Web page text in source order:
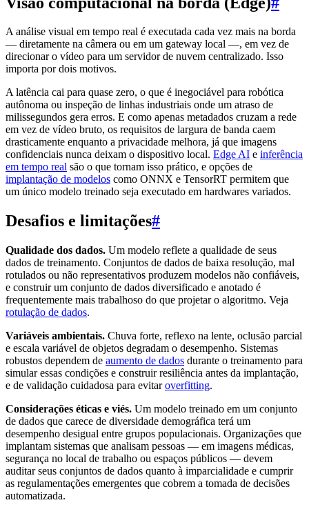
A análise visual em tempo real é executada cada vez mais na borda
— diretamente na câmera ou em um gateway local —, em vez de
direcionar o vídeo para um servidor de nuvem centralizado. Isso
importa por dois motivos.
A latência cai para quase zero, o que é inegociável para robótica
autônoma ou inspeção de linhas industriais onde um atraso de
milissegundos gera erros. E como apenas metadados cruzam a rede
em vez de vídeo bruto, os requisitos de largura de banda caem
drasticamente enquanto a privacidade melhora, já que imagens
confidenciais nunca deixam o dispositivo local. Edge AI e inferência
em tempo real são o que tornam isso prático, e opções de
implantação de modelos como ONNX e TensorRT permitem que
um único modelo treinado seja executado em hardwares variados.
Desafios e limitações#
Qualidade dos dados. Um modelo reflete a qualidade de seus
dados de treinamento. Conjuntos de dados de baixa resolução, mal
rotulados ou não representativos produzem modelos não confiáveis,
e construir um conjunto de dados diversificado e anotado é
frequentemente mais trabalhoso do que projetar o algoritmo. Veja
rotulação de dados.
Variáveis ambientais. Chuva forte, reflexo na lente, oclusão parcial
e escala variável de objetos degradam o desempenho. Sistemas
robustos dependem de aumento de dados durante o treinamento para
simular essas condições e construir resiliência antes da implantação,
e de validação cuidadosa para evitaroverfitting.
Considerações éticas e viés. Um modelo treinado em um conjunto
de dados que carece de diversidade demográfica terá um
desempenho desigual entre grupos populacionais. Organizações que
implantam sistemas que analisam pessoas — em imagens médicas,
segurança no local de trabalho ou espaços públicos — devem
auditar seus conjuntos de dados quanto à imparcialidade e cumprir
as regulamentações emergentes que cobrem a tomada de decisões
automatizada.